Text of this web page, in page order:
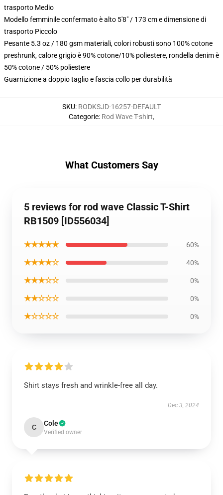
trasporto Medio
Modello femminile confermato è alto 5'8" / 173 cm e dimensione di
trasporto Piccolo
Pesante 5.3 oz / 180 gsm materiali, colori robusti sono 100% cotone
preshrunk, calore grigio è 90% cotone/10% poliestere, rondella denim è
50% cotone / 50% poliestere
Guarnizione a doppio taglio e fascia collo per durabilità
SKU: RODKSJD-16257-DEFAULT
Categorie: Rod Wave T-shirt,
What Customers Say
5 reviews for rod wave Classic T-Shirt
RB1509 [ID556034]
★★★★★ 60%
★★★★☆ 40%
★★★☆☆ 0%
★★☆☆☆ 0%
★☆☆☆☆ 0%
Shirt stays fresh and wrinkle-free all day.
Dec 3, 2024
C Cole
Verified owner